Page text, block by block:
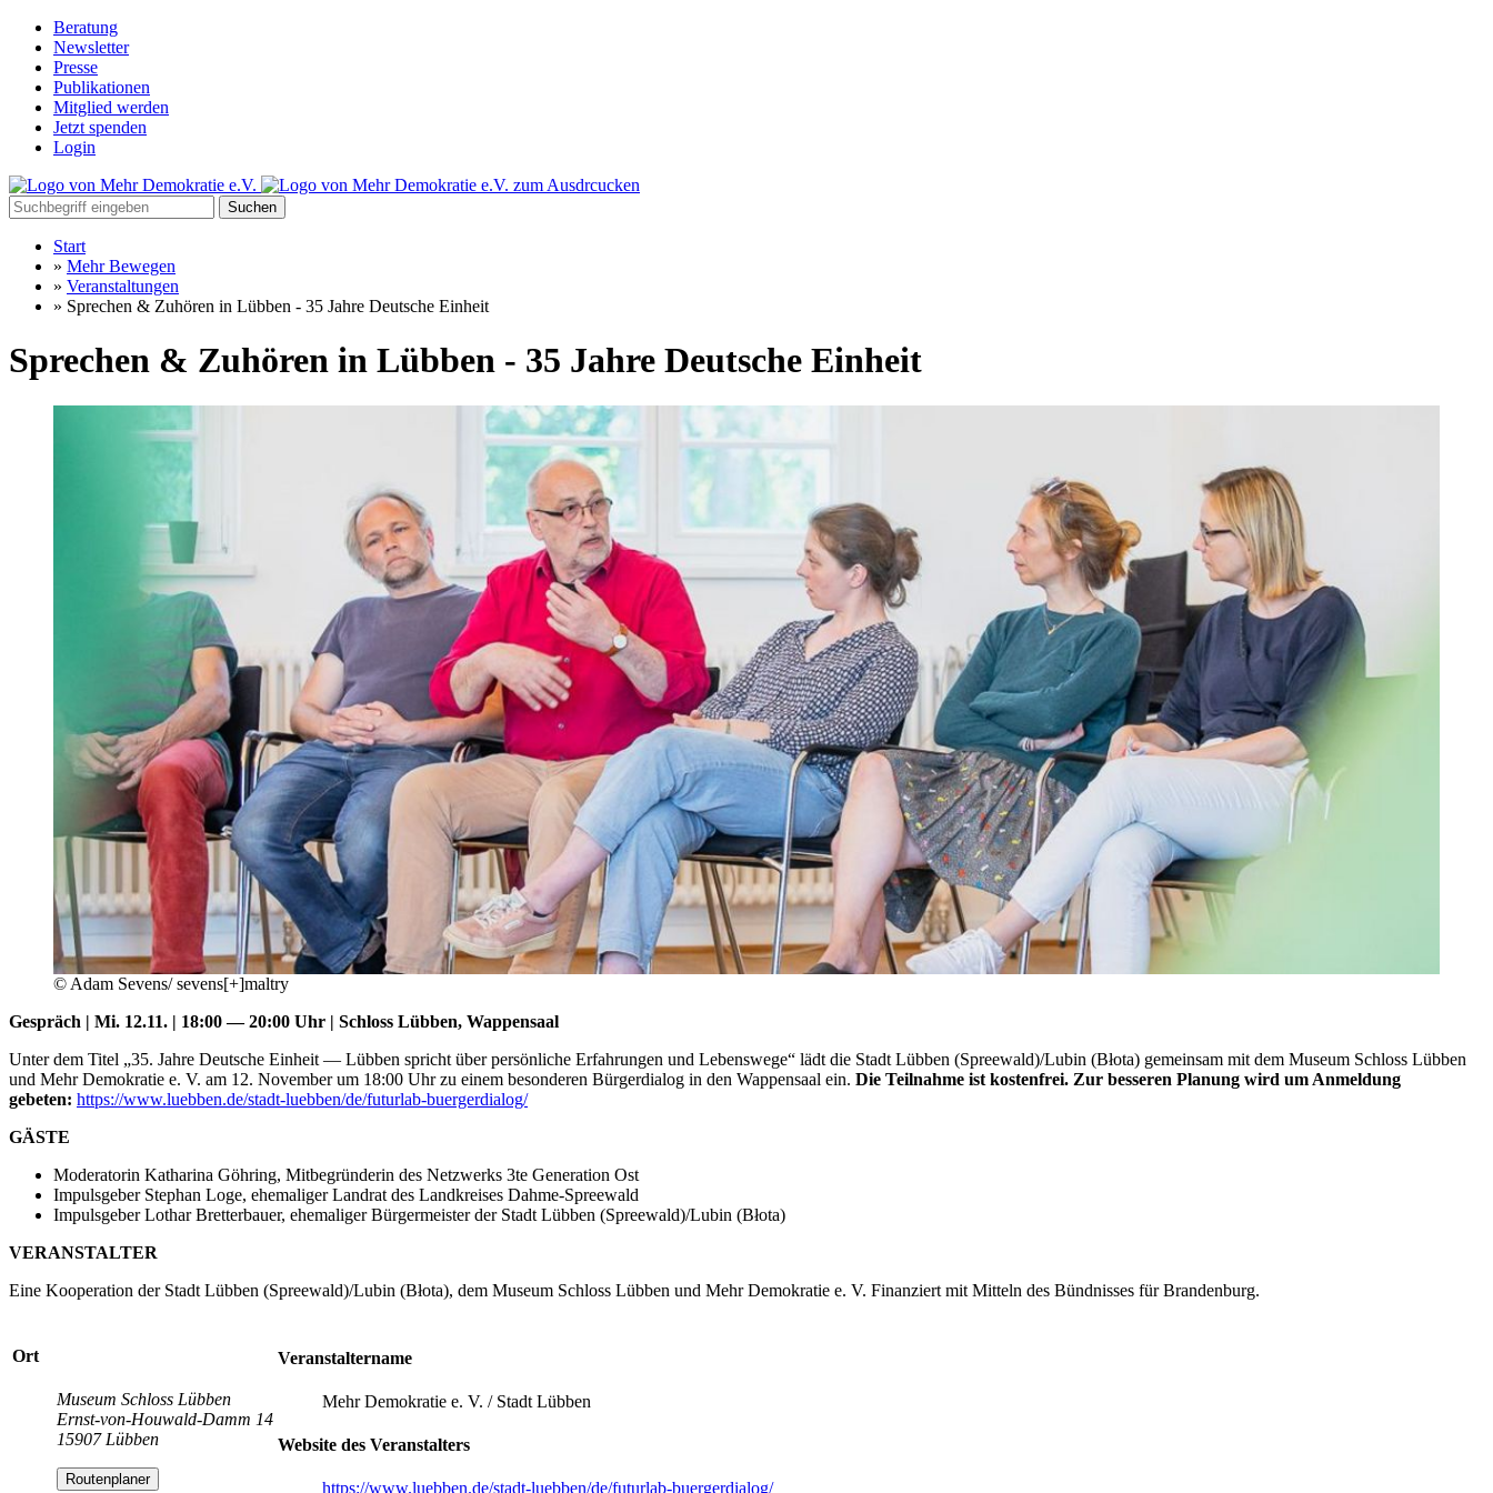
Beratung
Newsletter
Presse
Publikationen
Mitglied werden
Jetzt spenden
Login
Suchen
Start
» Mehr Bewegen
» Veranstaltungen
» Sprechen & Zuhören in Lübben - 35 Jahre Deutsche Einheit
Sprechen & Zuhören in Lübben - 35 Jahre Deutsche Einheit
© Adam Sevens/ sevens[+]maltry
Gespräch | Mi. 12.11. | 18:00 — 20:00 Uhr | Schloss Lübben, Wappensaal
Unter dem Titel „35. Jahre Deutsche Einheit — Lübben spricht über persönliche Erfahrungen und Lebenswege“ lädt die Stadt Lübben (Spreewald)/Lubin (Błota) gemeinsam mit dem Museum Schloss Lübben
und Mehr Demokratie e. V. am 12. November um 18:00 Uhr zu einem besonderen Bürgerdialog in den Wappensaal ein. Die Teilnahme ist kostenfrei. Zur besseren Planung wird um Anmeldung
gebeten: https://www.luebben.de/stadt-luebben/de/futurlab-buergerdialog/
GÄSTE
Moderatorin Katharina Göhring, Mitbegründerin des Netzwerks 3te Generation Ost
Impulsgeber Stephan Loge, ehemaliger Landrat des Landkreises Dahme-Spreewald
Impulsgeber Lothar Bretterbauer, ehemaliger Bürgermeister der Stadt Lübben (Spreewald)/Lubin (Błota)
VERANSTALTER
Eine Kooperation der Stadt Lübben (Spreewald)/Lubin (Błota), dem Museum Schloss Lübben und Mehr Demokratie e. V. Finanziert mit Mitteln des Bündnisses für Brandenburg.
Ort
Museum Schloss Lübben
Ernst-von-Houwald-Damm 14
15907 Lübben
Routenplaner
Veranstaltername
Mehr Demokratie e. V. / Stadt Lübben
Website des Veranstalters
https://www.luebben.de/stadt-luebben/de/futurlab-buergerdialog/